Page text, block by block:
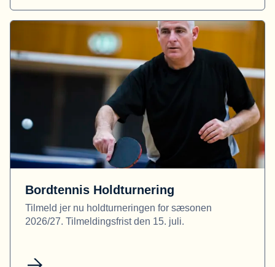
Bordtennis Holdturnering
Tilmeld jer nu holdturneringen for sæsonen
2026/27. Tilmeldingsfrist den 15. juli.